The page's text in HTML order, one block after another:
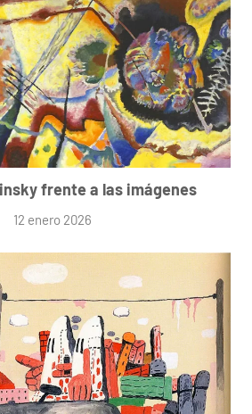
frente a las imágenes
12 enero 2026